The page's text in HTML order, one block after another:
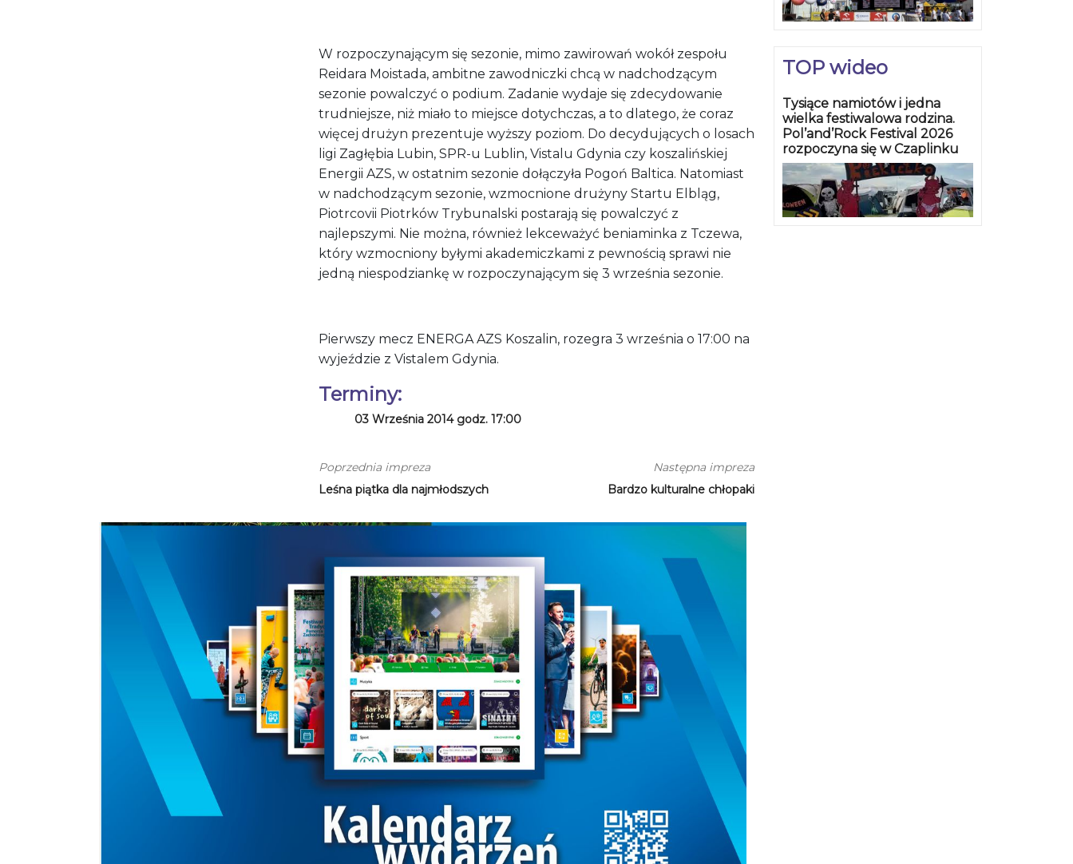
W rozpoczynającym się sezonie, mimo zawirowań wokół zespołu
Reidara Moistada, ambitne zawodniczki chcą w nadchodzącym
sezonie powalczyć o podium. Zadanie wydaje się zdecydowanie
trudniejsze, niż miało to miejsce dotychczas, a to dlatego, że coraz
więcej drużyn prezentuje wyższy poziom. Do decydujących o losach
ligi Zagłębia Lubin, SPR-u Lublin, Vistalu Gdynia czy koszalińskiej
Energii AZS, w ostatnim sezonie dołączyła Pogoń Baltica. Natomiast
w nadchodzącym sezonie, wzmocnione drużyny Startu Elbląg,
Piotrcovii Piotrków Trybunalski postarają się powalczyć z
najlepszymi. Nie można, również lekceważyć beniaminka z Tczewa,
który wzmocniony byłymi akademiczkami z pewnością sprawi nie
jedną niespodziankę w rozpoczynającym się 3 września sezonie.
Pierwszy mecz ENERGA AZS Koszalin, rozegra 3 września o 17:00 na
wyjeździe z Vistalem Gdynia.
Terminy:
03 Września 2014 godz. 17:00
Poprzednia impreza
Leśna piątka dla najmłodszych
Następna impreza
Bardzo kulturalne chłopaki
TOP wideo
Tysiące namiotów i jedna
wielka festiwalowa rodzina.
Pol’and’Rock Festival 2026
rozpoczyna się w Czaplinku